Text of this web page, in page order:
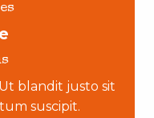
blandit justo sit
suscipit.